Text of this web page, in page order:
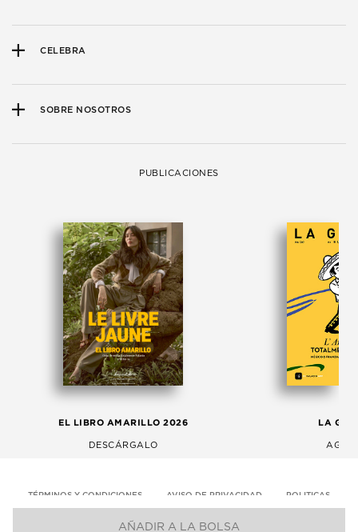
AÑADIR A LA BOLSA
CELEBRA
SOBRE NOSOTROS
PUBLICACIONES
EL LIBRO AMARILLO 2026
DESCÁRGALO
LA
TÉRMINOS Y CONDICIONES AVISO DE PRIVACIDAD POLITICAS